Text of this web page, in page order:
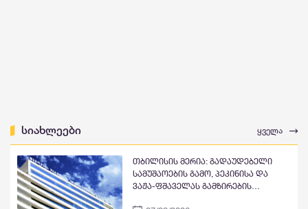
სიახლეები ყველა
თბილისის მერია: გადაუდებელი
სამუშაოების გამო, პეკინისა და
ვაჟა-ფშაველას გამზირების